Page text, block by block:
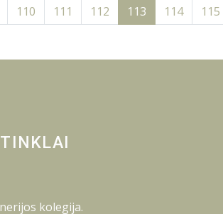
110 111 112 113 114 115
kolegija.